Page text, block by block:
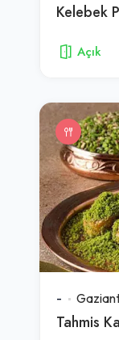
Kelebek
Açık
-
Tahmis